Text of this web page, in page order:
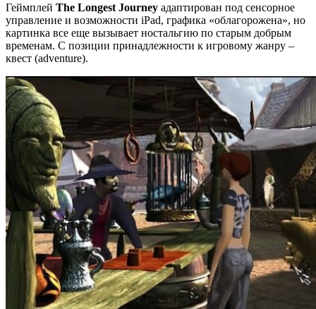
Геймплей The Longest Journey адаптирован под сенсорное
управление и возможности iPad, графика «облагорожена», но
картинка все еще вызывает ностальгию по старым добрым
временам. С позиции принадлежности к игровому жанру –
квест (adventure).